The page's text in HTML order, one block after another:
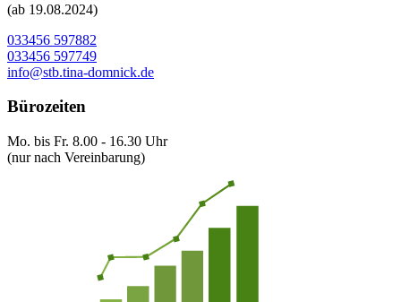
(ab 19.08.2024)
033456 597882
033456 597749
info@stb.tina-domnick.de
Bürozeiten
Mo. bis Fr. 8.00 - 16.30 Uhr
(nur nach Vereinbarung)